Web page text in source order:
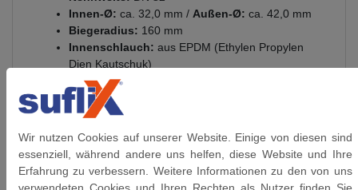
Innen-Ø: ca. 32,0 mm / Außen-Ø: ca. 42,0 mm
Biegeradius: 160 mm
Innenschlauch: aus EPDM (Ethylen Propylen
Dien Kautschuk)
Presshülsen:
Anschlüsse:
Umflechtung:
Betriebsdruck:
bis 10 bar anwendbar
Glycolgehalt bis 60°C: 100%
Glycolgehalt bis 95°C
50%
Ozonbeständigkeit
: GUT
Wir nutzen Cookies auf unserer Website. Einige von diesen sind
essenziell, während andere uns helfen, diese Website und Ihre
Erfahrung zu verbessern. Weitere Informationen zu den von uns
verwendeten Cookies und Ihren Rechten als Nutzer finden Sie